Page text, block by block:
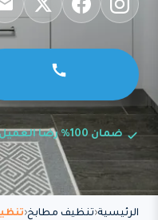
ضمان 100% رضا العميل
الرئيسية تنظيف مطابخ